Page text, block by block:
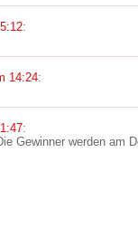
:
14:24:
:
Gewinner werden am